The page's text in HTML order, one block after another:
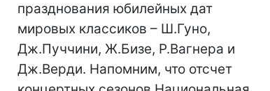
празднования юбилейных дат
мировых классиков – Ш.Гуно,
Дж.Пуччини, Ж.Бизе, Р.Вагнера и
Дж.Верди. Напомним, что отсчет